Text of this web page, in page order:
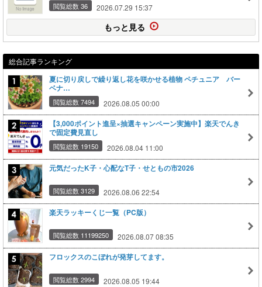
閲覧総数 36 2026.07.29 15:37
もっと見る
総合記事ランキング
夏に切り戻しで繰り返し花を咲かせる植物 ペチュニア バー
ベナ…
閲覧総数 7494 2026.08.05 00:00
【3,000ポイント進呈×抽選キャンペーン実施中】楽天でんき
で固定費見直し
閲覧総数 19150 2026.08.04 11:00
元気だったK子・心配なT子・せともの市2026
閲覧総数 3129 2026.08.06 22:54
楽天ラッキーくじ一覧（PC版）
閲覧総数 11199250 2026.08.07 08:35
フロックスのこぼれが発芽してます。
閲覧総数 2994 2026.08.05 19:44